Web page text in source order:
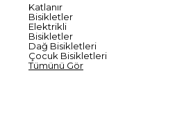
Katlanır
Bisikletler
Elektrikli
Bisikletler
Dağ Bisikletleri
Çocuk Bisikletleri
Tümünü Gör